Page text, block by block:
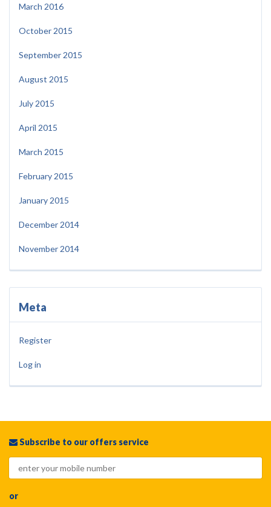
March 2016
October 2015
September 2015
August 2015
July 2015
April 2015
March 2015
February 2015
January 2015
December 2014
November 2014
Meta
Register
Log in
Subscribe to our offers service
or